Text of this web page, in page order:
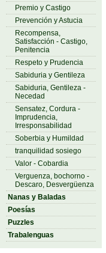
Premio y Castigo
Prevención y Astucia
Recompensa,
Satisfacción - Castigo,
Penitencia
Respeto y Prudencia
Sabiduria y Gentileza
Sabiduria, Gentileza -
Necedad
Sensatez, Cordura -
Imprudencia,
Irresponsabilidad
Soberbia y Humildad
tranquilidad sosiego
Valor - Cobardia
Verguenza, bochorno -
Descaro, Desvergüenza
Nanas y Baladas
Poesías
Puzzles
Trabalenguas